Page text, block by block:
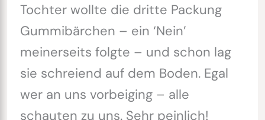
Tochter wollte die dritte Packung
Gummibärchen – ein ‘Nein’
meinerseits folgte – und schon lag
sie schreiend auf dem Boden. Egal
wer an uns vorbeiging – alle
schauten zu uns. Sehr peinlich!